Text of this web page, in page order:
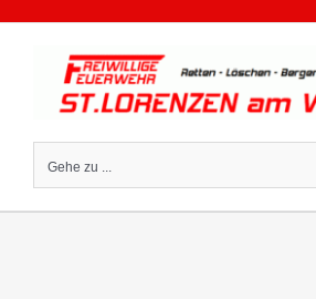
Inhalt
springen
Gehe zu ...